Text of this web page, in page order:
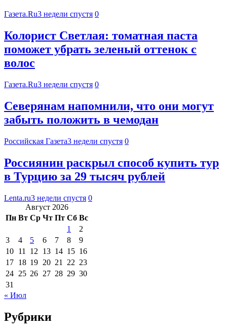
Газета.Ru3 недели спустя 0
Колорист Светлая: томатная паста
поможет убрать зеленый оттенок с
волос
Газета.Ru3 недели спустя 0
Северянам напомнили, что они могут
забыть положить в чемодан
Российская Газета3 недели спустя 0
Россиянин раскрыл способ купить тур
в Турцию за 29 тысяч рублей
Lenta.ru3 недели спустя 0
Август 2026
Пн Вт Ср Чт Пт Сб Вс
1
2
3
4 5 6 7 8
9
10 11 12 13 14 15 16
17 18 19 20 21 22 23
24 25 26 27 28 29 30
31
« Июл
Рубрики